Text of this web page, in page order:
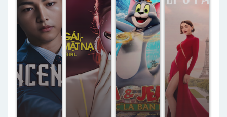
24 Thuyết